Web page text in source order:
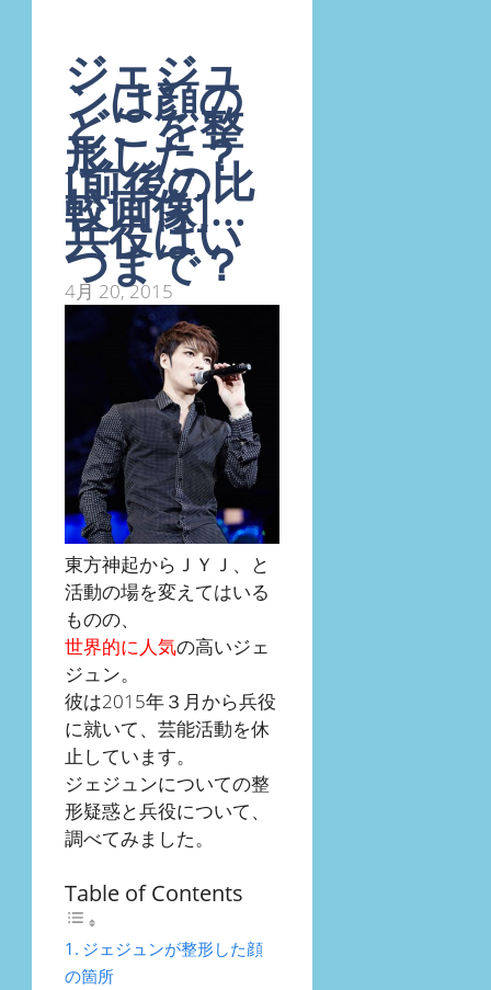
ジェジュ
ンは顔の
どこを整
形した？
[前後の比
較画像]…
兵役はい
つまで？
4月 20, 2015
東方神起からＪＹＪ、と
活動の場を変えてはいる
ものの、
世界的に人気の高いジェ
ジュン。
彼は2015年３月から兵役
に就いて、芸能活動を休
止しています。
ジェジュンについての整
形疑惑と兵役について、
調べてみました。
Table of Contents
ジェジュンが整形した顔
の箇所